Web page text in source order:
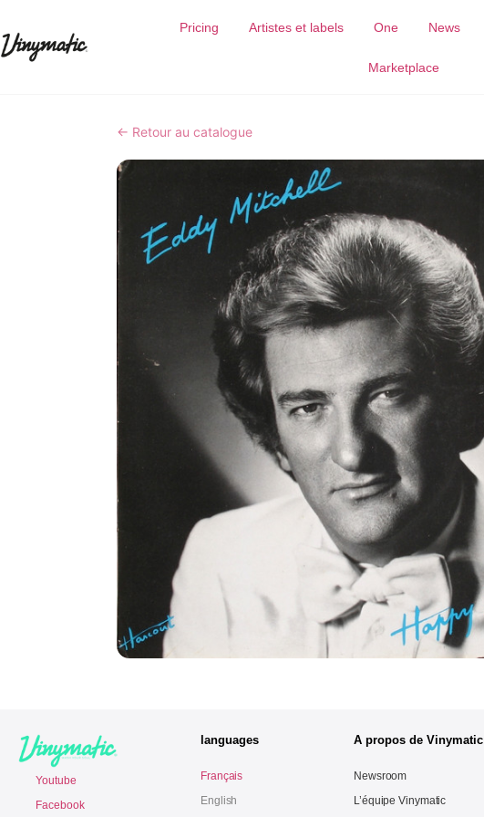
Pricing Artistes et labels One News
Marketplace
← Retour au catalogue
Youtube
Facebook
languages
Français
English
A propos de Vinymatic
Newsroom
L’équipe Vinymatic